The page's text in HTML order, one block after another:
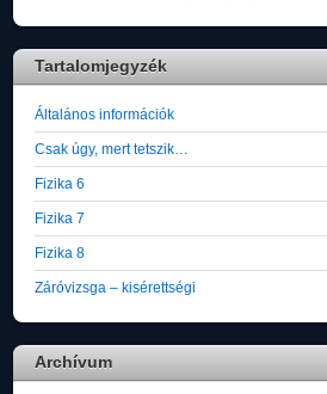
Tartalomjegyzék
Általános információk
Csak úgy, mert tetszik…
Fizika 6
Fizika 7
Fizika 8
Záróvizsga – kisérettségi
Archívum